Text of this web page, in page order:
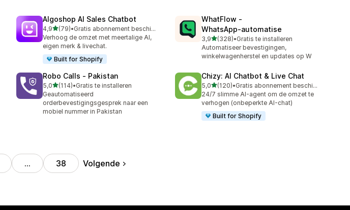
Algoshop AI Sales Chatbot
4,9van 5 sterren
(79)
79 recensies in totaal
•
Gratis abonnement beschikbaar
Verhoog de omzet met meertalige AI,
eigen merk & livechat.
Built for Shopify
WhatFlow ‑
WhatsApp‑automatise
3,9van 5 sterren
(328)
328 recensies in totaal
•Gratis te installeren
Automatiseer bevestigingen,
winkelwagenherstel en updates op W
Robo Calls ‑ Pakistan
5,0van 5 sterren
(114)
114 recensies in totaal
•Gratis te installeren
Geautomatiseerd
orderbevestigingsgesprek naar een
mobiel nummer in Pakistan
Chizy: AI Chatbot & Live Chat
5,0van 5 sterren
(120)
120 recensies in totaal
•
Gratis abonnement beschikbaar
24/7 slimme AI-agent om de omzet te
verhogen (onbeperkte AI-chat)
Built for Shopify
… 38 Volgende